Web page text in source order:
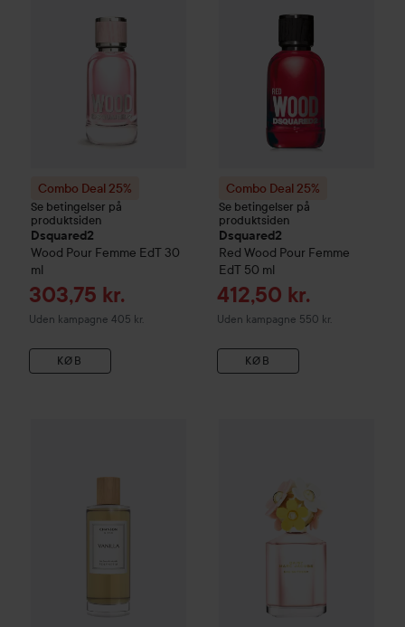
Combo Deal 25%
Se betingelser på
produktsiden
Dsquared2
Wood Pour Femme EdT 30
ml
Tilbudspris
303,75 kr.
Uden kampagne 405 kr.
KØB
Combo Deal 25%
Se betingelser på
produktsiden
Dsquared2
Red Wood Pour Femme
EdT 50 ml
Tilbudspris
412,50 kr.
Uden kampagne 550 kr.
KØB